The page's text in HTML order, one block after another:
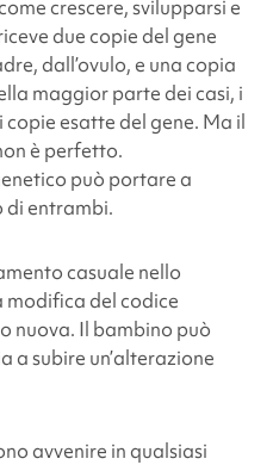
crescere, svilupparsi e
due copie del gene
dall’ovulo, e una copia
maggior parte dei casi, i
esatte del gene. Ma il
è perfetto.
può portare a
di entrambi.
casuale nello
modifica del codice
nuova. Il bambino può
a subire un’alterazione
avvenire in qualsiasi